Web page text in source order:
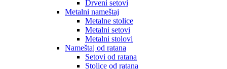
Drveni setovi
Metalni nameštaj
Metalne stolice
Metalni setovi
Metalni stolovi
Nameštaj od ratana
Setovi od ratana
Stolice od ratana